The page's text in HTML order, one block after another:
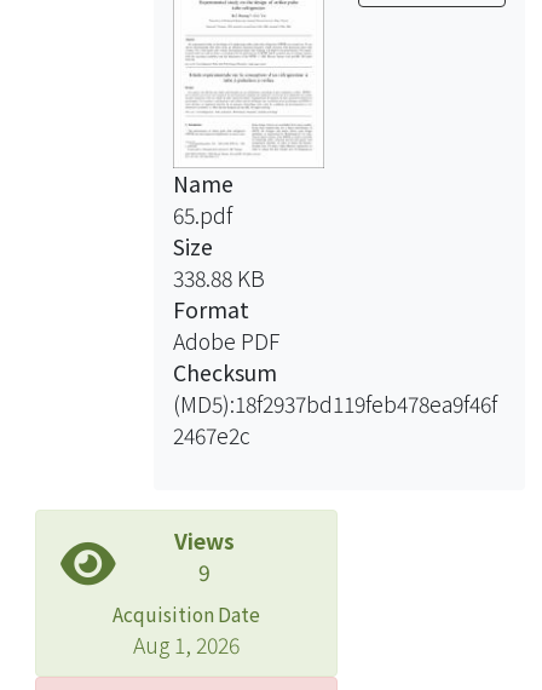
Name
65.pdf
Size
338.88 KB
Format
Adobe PDF
Checksum
(MD5):18f2937bd119feb478ea9f46f
2467e2c
Views
9
Acquisition Date
Aug 1, 2026